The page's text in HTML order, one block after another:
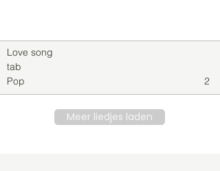
Love song
tab
Pop
2
Meer liedjes laden